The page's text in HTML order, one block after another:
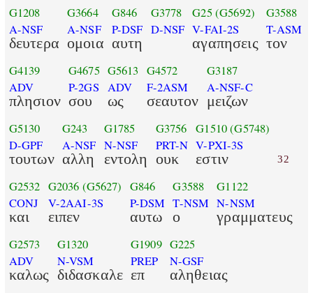
G1208
A-NSF
δευτερα
G3664
A-NSF
ομοια
G846
P-DSF
αυτη
G3778
D-NSF
G25(G5692)
V-FAI-2S
αγαπησεις
G3588
T-ASM
τον
G4139
ADV
πλησιον
G4675
P-2GS
σου
G5613
ADV
ως
G4572
F-2ASM
σεαυτον
G3187
A-NSF-C
μειζων
G5130
D-GPF
τουτων
G243
A-NSF
αλλη
G1785
N-NSF
εντολη
G3756
PRT-N
ουκ
G1510(G5748)
V-PXI-3S
εστιν 32
G2532
CONJ
και
G2036 (G5627)
V-2AAI-3S
ειπεν
G846
P-DSM
αυτω
G3588
T-NSM
ο
G1122
N-NSM
γραμματευς
G2573
ADV
καλως
G1320
N-VSM
διδασκαλε
G1909
PREP
επ
G225
N-GSF
αληθειας